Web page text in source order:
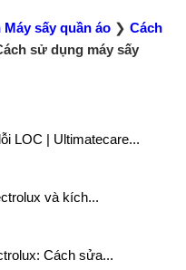
Máy sấy quần áo ❯ Cách
sử dụng máy sấy
LOC | Ultimatecare...
và kích...
Cách sửa...